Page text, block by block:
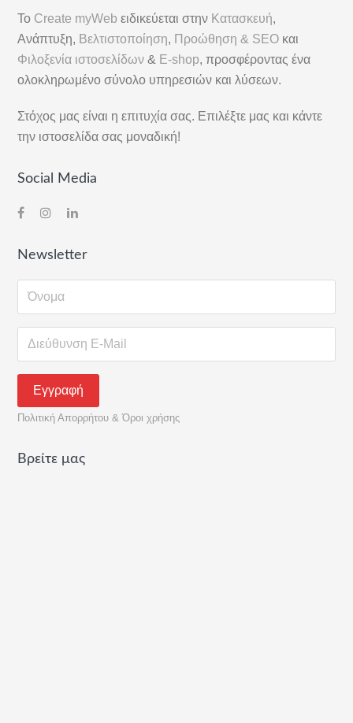
Στήλη
Το Create myWeb ειδικεύεται στην Κατασκευή,
Ανάπτυξη, Βελτιστοποίηση, Προώθηση & SEO και
Φιλοξενία ιστοσελίδων & E-shop, προσφέροντας ένα
ολοκληρωμένο σύνολο υπηρεσιών και λύσεων.
Στόχος μας είναι η επιτυχία σας. Επιλέξτε μας και κάντε
την ιστοσελίδα σας μοναδική!
Social Media
Newsletter
Πολιτική Απορρήτου & Όροι χρήσης
Βρείτε μας